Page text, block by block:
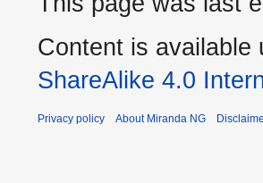
Content is available
ShareAlike 4.0
Privacy policy About Miranda NG